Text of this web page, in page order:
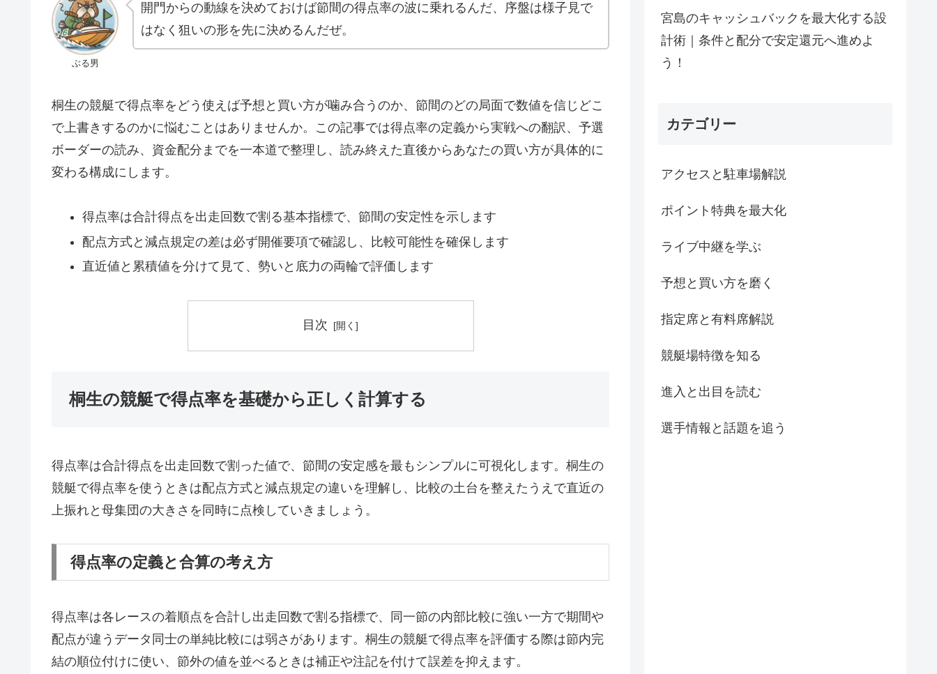
ぶる男
開門からの動線を決めておけば節間の得点率の波に乗れるんだ、序盤は様子見で
はなく狙いの形を先に決めるんだぜ。
桐生の競艇で得点率をどう使えば予想と買い方が噛み合うのか、節間のどの局面で数値を信じどこ
で上書きするのかに悩むことはありませんか。この記事では得点率の定義から実戦への翻訳、予選
ボーダーの読み、資金配分までを一本道で整理し、読み終えた直後からあなたの買い方が具体的に
変わる構成にします。
得点率は合計得点を出走回数で割る基本指標で、節間の安定性を示します
配点方式と減点規定の差は必ず開催要項で確認し、比較可能性を確保します
直近値と累積値を分けて見て、勢いと底力の両輪で評価します
目次
桐生の競艇で得点率を基礎から正しく計算する
得点率は合計得点を出走回数で割った値で、節間の安定感を最もシンプルに可視化します。桐生の
競艇で得点率を使うときは配点方式と減点規定の違いを理解し、比較の土台を整えたうえで直近の
上振れと母集団の大きさを同時に点検していきましょう。
得点率の定義と合算の考え方
得点率は各レースの着順点を合計し出走回数で割る指標で、同一節の内部比較に強い一方で期間や
配点が違うデータ同士の単純比較には弱さがあります。桐生の競艇で得点率を評価する際は節内完
結の順位付けに使い、節外の値を並べるときは補正や注記を付けて誤差を抑えます。
宮島のキャッシュバックを最大化する設
計術｜条件と配分で安定還元へ進めよ
う！
カテゴリー
アクセスと駐車場解説
ポイント特典を最大化
ライブ中継を学ぶ
予想と買い方を磨く
指定席と有料席解説
競艇場特徴を知る
進入と出目を読む
選手情報と話題を追う